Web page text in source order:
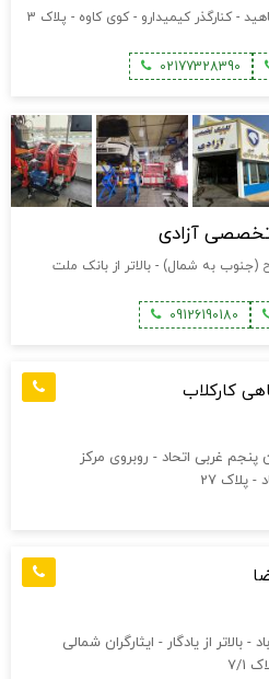
- کنارگذر کیمیدارو - کوی کاوه - پلاک 3
02177328390
تخصصی آزادی
(جنوب به شمال) - بالاتر از بانک ملت
09126190180
کارکلاب
پنجم غربی اتحاد - روبروی مرکز
پلاک 27
بالاتر از یادگار - ایثارگران شمالی